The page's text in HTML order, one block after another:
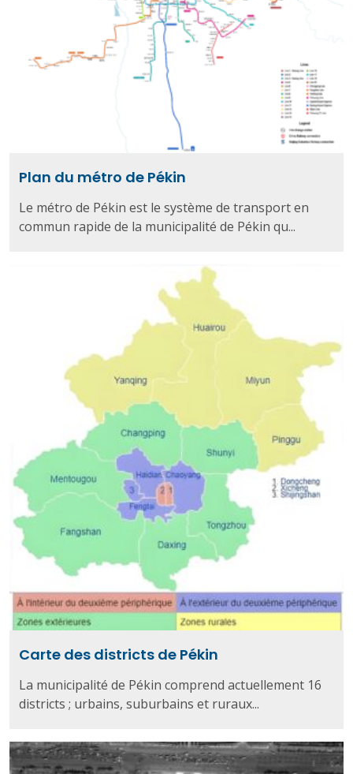
Plan du métro de Pékin
Le métro de Pékin est le système de transport en
commun rapide de la municipalité de Pékin qu...
Carte des districts de Pékin
La municipalité de Pékin comprend actuellement 16
districts ; urbains, suburbains et ruraux...